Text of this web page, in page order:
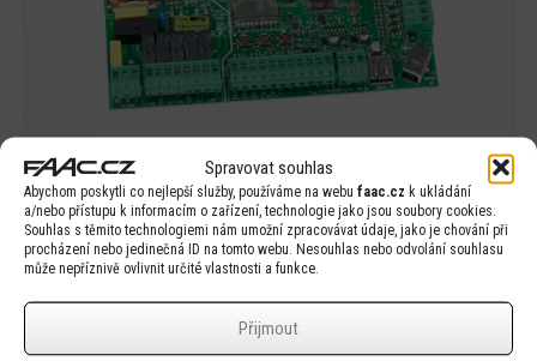
Spravovat souhlas
Abychom poskytli co nejlepší služby, používáme na webu faac.cz k ukládání
a/nebo přístupu k informacím o zařízení, technologie jako jsou soubory cookies.
Souhlas s těmito technologiemi nám umožní zpracovávat údaje, jako je chování při
procházení nebo jedinečná ID na tomto webu. Nesouhlas nebo odvolání souhlasu
může nepříznivě ovlivnit určité vlastnosti a funkce.
Přijmout
FAAC E145